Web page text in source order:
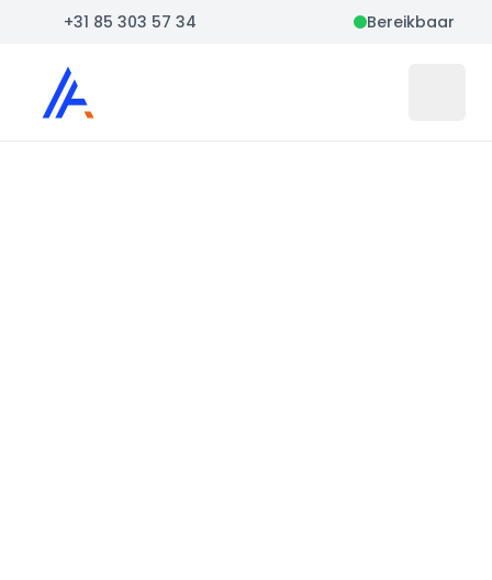
+31 85 303 57 34 Bereikbaar
Auto Atlas